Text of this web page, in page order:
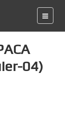
04)